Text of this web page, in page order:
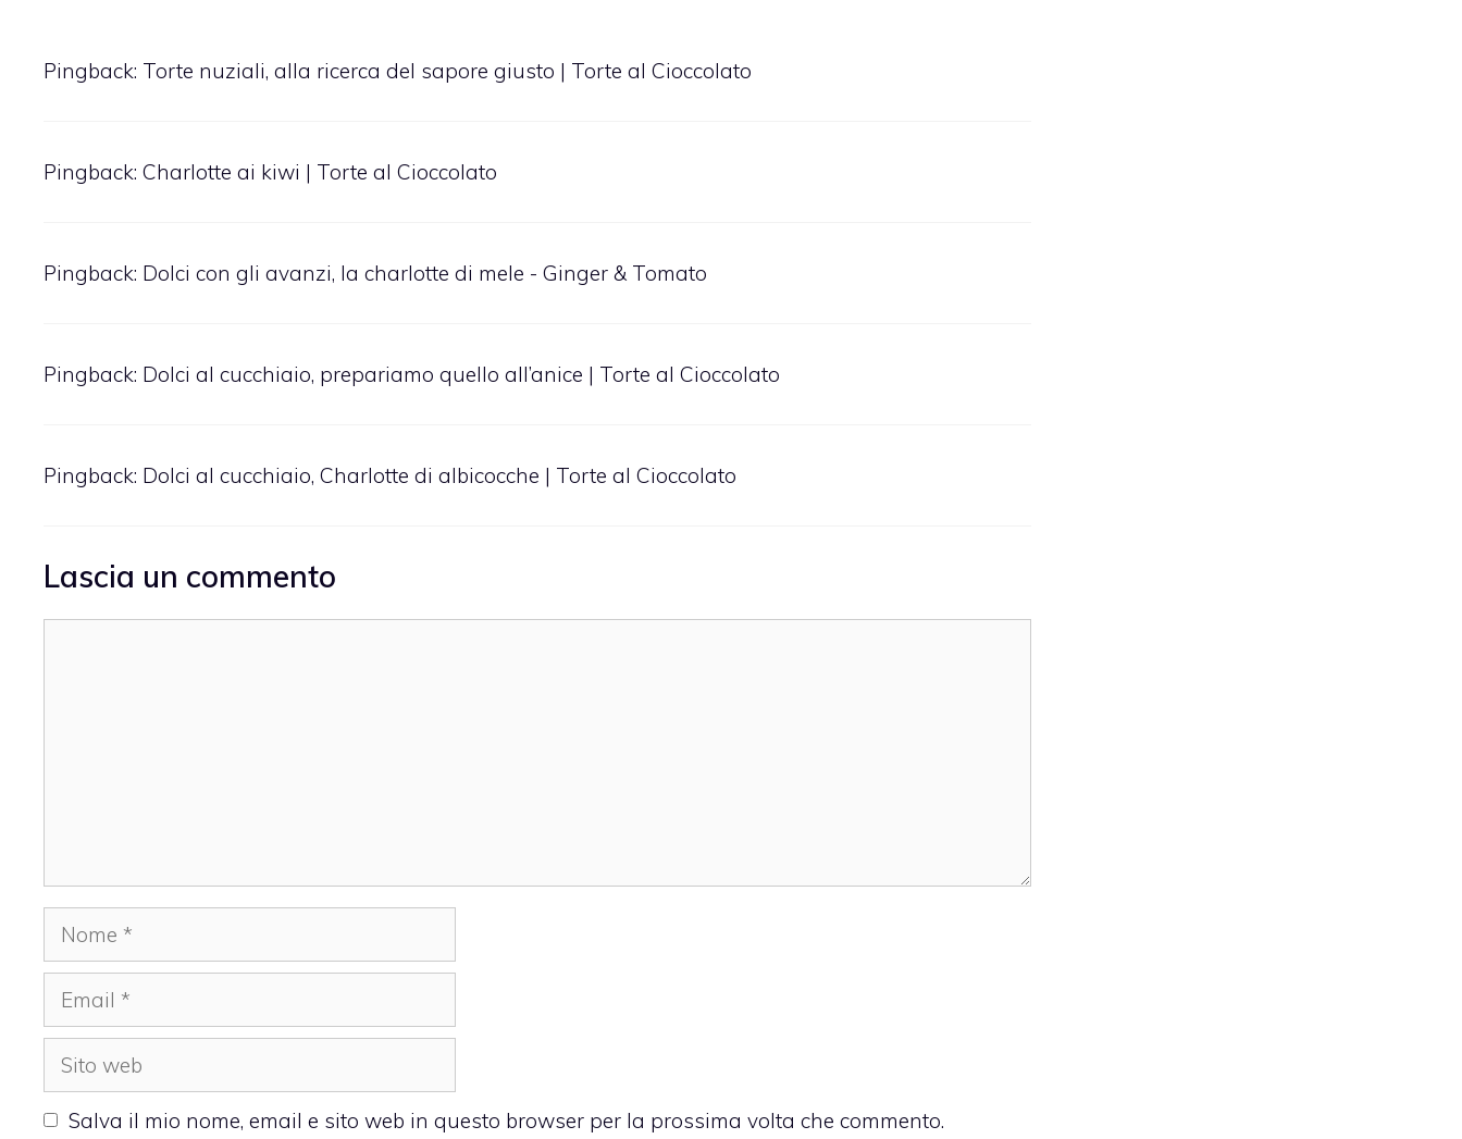
Pingback: Torte nuziali, alla ricerca del sapore giusto | Torte al Cioccolato
Pingback: Charlotte ai kiwi | Torte al Cioccolato
Pingback: Dolci con gli avanzi, la charlotte di mele - Ginger & Tomato
Pingback: Dolci al cucchiaio, prepariamo quello all’anice | Torte al Cioccolato
Pingback: Dolci al cucchiaio, Charlotte di albicocche | Torte al Cioccolato
Lascia un commento
Nome
Email
Sito
web
Salva il mio nome, email e sito web in questo browser per la prossima volta che commento.